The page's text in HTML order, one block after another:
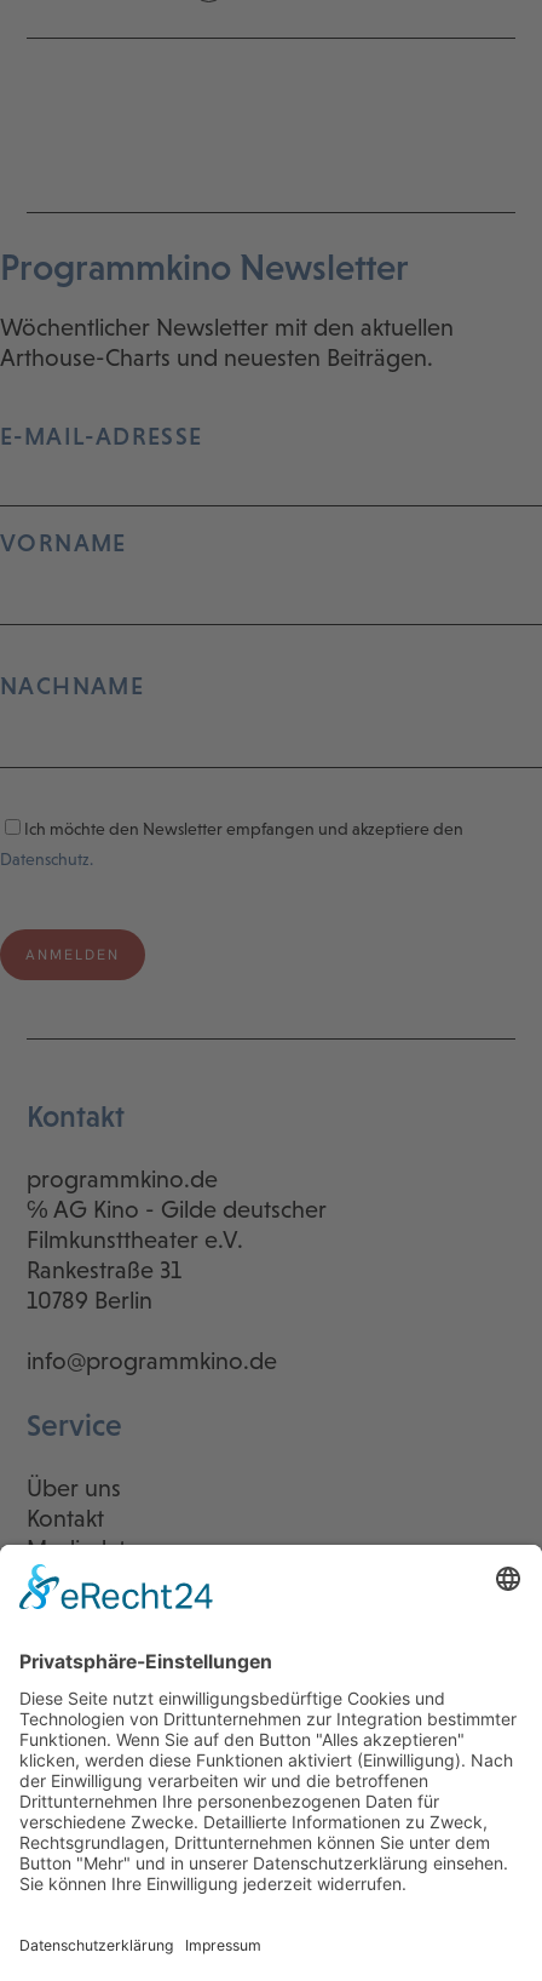
Programmkino Newsletter
Wöchentlicher Newsletter mit den aktuellen
Arthouse-Charts und neuesten Beiträgen.
E-MAIL-ADRESSE
VORNAME
NACHNAME
Ich möchte den Newsletter empfangen und akzeptiere den
Datenschutz.
Kontakt
programmkino.de
℅ AG Kino - Gilde deutscher
Filmkunsttheater e.V.
Rankestraße 31
10789 Berlin
info@programmkino.de
Service
Über uns
Kontakt
Mediadaten
Newsletter
LogIn
Legal
Impressum
Datenschutzerklärung
Cookie-Einstellungen